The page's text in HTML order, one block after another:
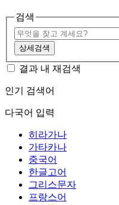
검색
상세검색
결과 내 재검색
인기 검색어
다국어 입력
히라가나
가타카나
중국어
한글고어
그리스문자
프랑스어